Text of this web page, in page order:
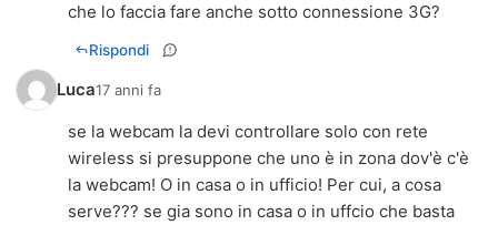
che lo faccia fare anche sotto connessione 3G?
Rispondi
Luca17 anni fa
se la webcam la devi controllare solo con rete
wireless si presuppone che uno è in zona dov'è c'è
la webcam! O in casa o in ufficio! Per cui, a cosa
serve??? se gia sono in casa o in uffcio che basta